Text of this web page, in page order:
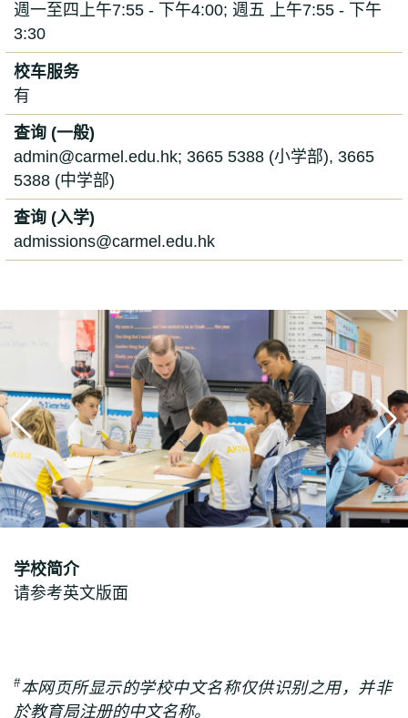
週一至四上午7:55 - 下午4:00; 週五 上午7:55 - 下午
3:30
校车服务
有
查询 (一般)
admin@carmel.edu.hk; 3665 5388 (小学部), 3665
5388 (中学部)
查询 (入学)
admissions@carmel.edu.hk
学校简介
请参考英文版面
#本网页所显示的学校中文名称仅供识别之用，并非
於教育局注册的中文名称。